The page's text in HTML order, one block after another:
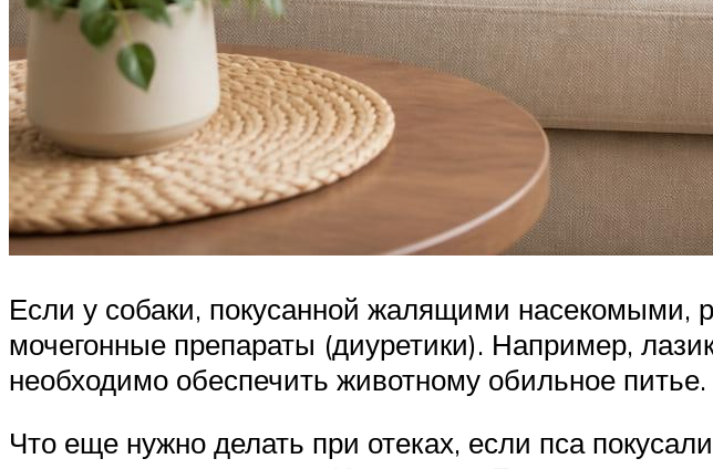
Если у собаки, покусанной жалящими насекомыми,
мочегонные препараты (диуретики). Например,
необходимо обеспечить животному обильное питье.
Что еще нужно делать при отеках, если пса